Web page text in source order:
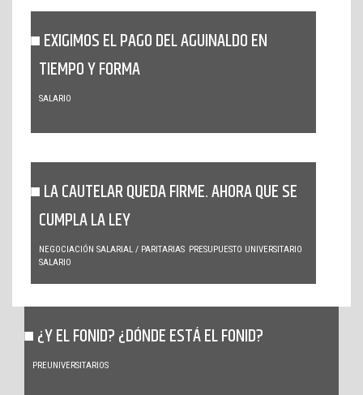
EXIGIMOS EL PAGO DEL AGUINALDO EN
TIEMPO Y FORMA
SALARIO
LA CAUTELAR QUEDA FIRME. AHORA QUE SE
CUMPLA LA LEY
NEGOCIACIÓN SALARIAL / PARITARIAS PRESUPUESTO UNIVERSITARIO
SALARIO
¿Y EL FONID? ¿DÓNDE ESTÁ EL FONID?
PREUNIVERSITARIOS